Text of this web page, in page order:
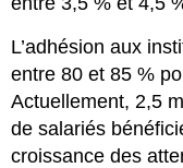
L’adhésion aux
entre 80 et 85 %
Actuellement, 2,5
de salariés
croissance des